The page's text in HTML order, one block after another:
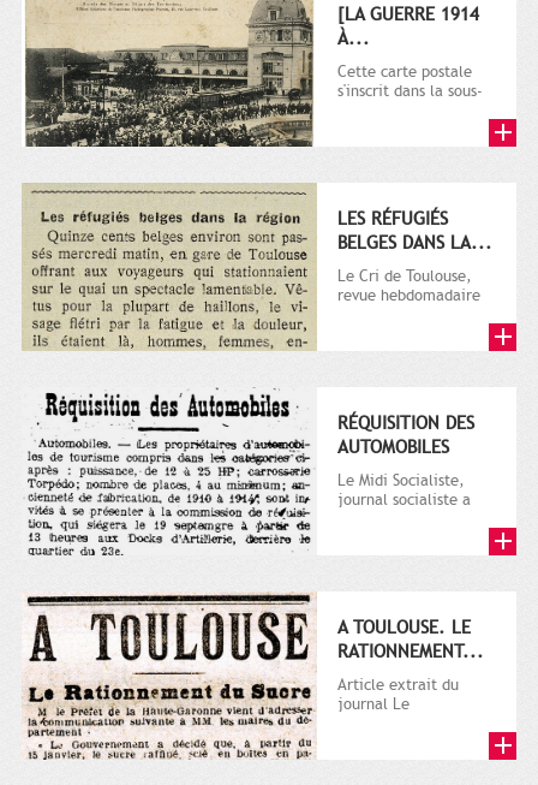
[LA GUERRE 1914
À...
Cette carte postale
s'inscrit dans la sous-
plusieurs milliers de...
LES RÉFUGIÉS
BELGES DANS LA...
Le Cri de Toulouse,
revue hebdomadaire
puis...
RÉQUISITION DES
AUTOMOBILES
Le Midi Socialiste,
journal socialiste a
A TOULOUSE. LE
RATIONNEMENT...
Article extrait du
journal Le